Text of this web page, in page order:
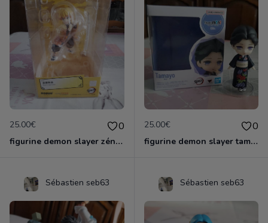
25.00€ 0
figurine demon slayer zénith officielle
25.00€ 0
figurine demon slayer tamayo
Sébastien seb63 Sébastien seb63